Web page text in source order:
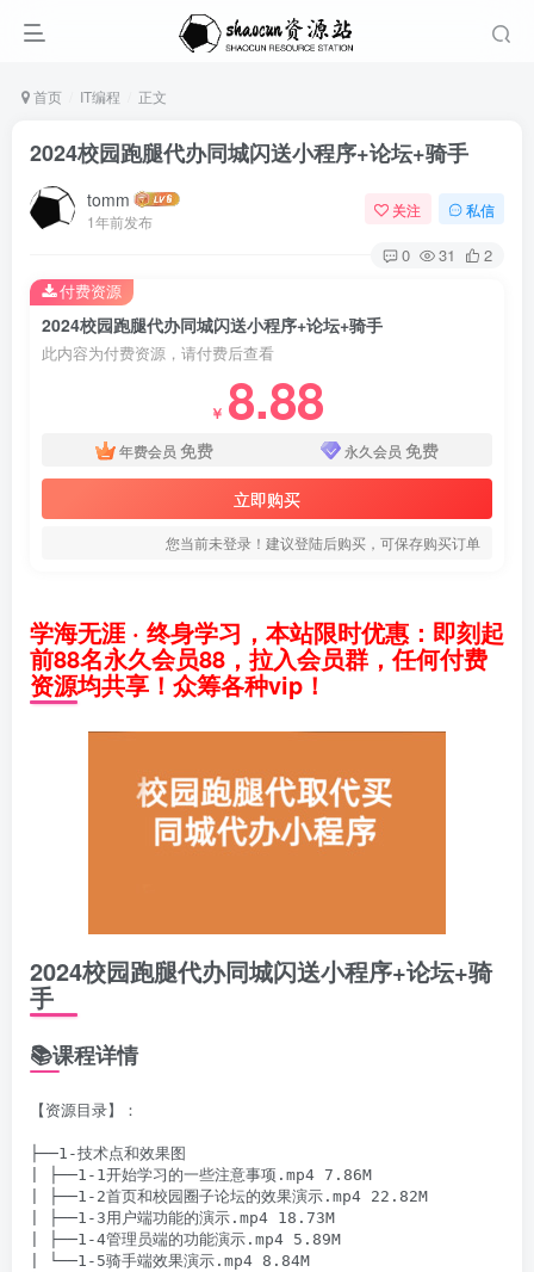
首页 IT编程 正文
2024校园跑腿代办同城闪送小程序+论坛+骑手
tomm
1年前发布
关注 私信
0 31 2
2024校园跑腿代办同城闪送小程序+论坛+骑手
此内容为付费资源，请付费后查看
￥ 8.88
年费会员 免费 永久会员 免费
立即购买
您当前未登录！建议登陆后购买，可保存购买订单
付费资源
学海无涯 · 终身学习，本站限时优惠：即刻起
前88名永久会员88，拉入会员群，任何付费
资源均共享！众筹各种vip！
2024校园跑腿代办同城闪送小程序+论坛+骑
手
📚课程详情
【资源目录】：
├──1-技术点和效果图
| ├──1-1开始学习的一些注意事项.mp4 7.86M
| ├──1-2首页和校园圈子论坛的效果演示.mp4 22.82M
| ├──1-3用户端功能的演示.mp4 18.73M
| ├──1-4管理员端的功能演示.mp4 5.89M
| └──1-5骑手端效果演示.mp4 8.84M